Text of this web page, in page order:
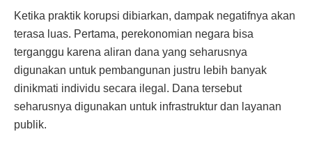
Ketika praktik korupsi dibiarkan, dampak negatifnya akan
terasa luas. Pertama, perekonomian negara bisa
terganggu karena aliran dana yang seharusnya
digunakan untuk pembangunan justru lebih banyak
dinikmati individu secara ilegal. Dana tersebut
seharusnya digunakan untuk infrastruktur dan layanan
publik.